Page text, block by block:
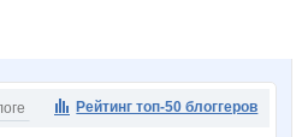
Рейтинг топ-50 блоггеров